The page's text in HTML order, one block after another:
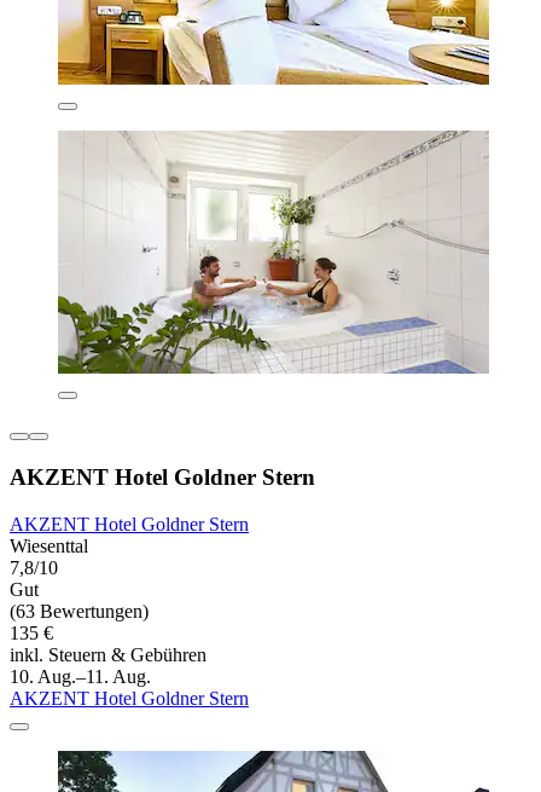
AKZENT Hotel Goldner Stern
AKZENT Hotel Goldner Stern
Wiesenttal
7,8/10
Gut
(63 Bewertungen)
135 €
inkl. Steuern & Gebühren
10. Aug.–11. Aug.
AKZENT Hotel Goldner Stern